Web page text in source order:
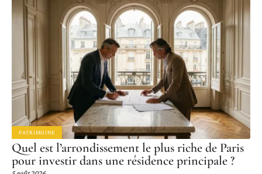
PATRIMOINE
Quel est l’arrondissement le plus riche de Paris
pour investir dans une résidence principale ?